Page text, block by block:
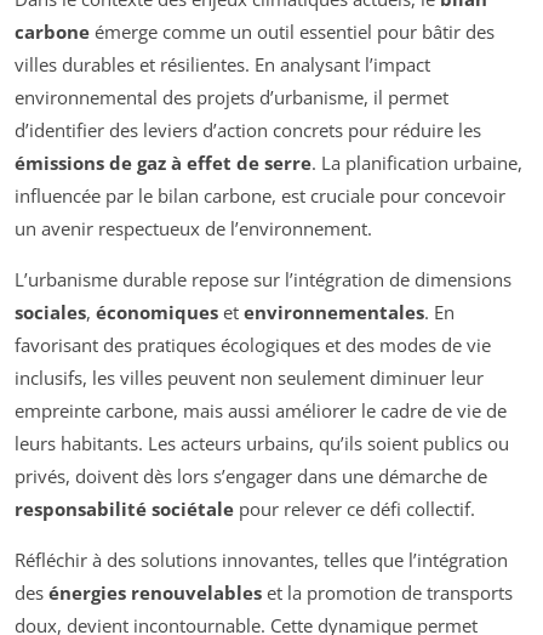
carbone émerge comme un outil essentiel pour bâtir des
villes durables et résilientes. En analysant l’impact
environnemental des projets d’urbanisme, il permet
d’identifier des leviers d’action concrets pour réduire les
émissions de gaz à effet de serre. La planification urbaine,
influencée par le bilan carbone, est cruciale pour concevoir
un avenir respectueux de l’environnement.
L’urbanisme durable repose sur l’intégration de dimensions
sociales, économiques et environnementales. En
favorisant des pratiques écologiques et des modes de vie
inclusifs, les villes peuvent non seulement diminuer leur
empreinte carbone, mais aussi améliorer le cadre de vie de
leurs habitants. Les acteurs urbains, qu’ils soient publics ou
privés, doivent dès lors s’engager dans une démarche de
responsabilité sociétale pour relever ce défi collectif.
Réfléchir à des solutions innovantes, telles que l’intégration
des énergies renouvelables et la promotion de transports
doux, devient incontournable. Cette dynamique permet